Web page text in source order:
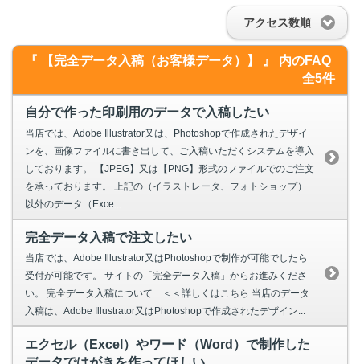
アクセス数順
『 【完全データ入稿（お客様データ）】 』 内のFAQ
全5件
自分で作った印刷用のデータで入稿したい
当店では、Adobe Illustrator又は、Photoshopで作成されたデザイ
ンを、画像ファイルに書き出して、ご入稿いただくシステムを導入
しております。 【JPEG】又は【PNG】形式のファイルでのご注文
を承っております。 上記の（イラストレータ、フォトショップ）
以外のデータ（Exce...
完全データ入稿で注文したい
当店では、Adobe Illustrator又はPhotoshopで制作が可能でしたら
受付が可能です。 サイトの「完全データ入稿」からお進みくださ
い。 完全データ入稿について ＜＜詳しくはこちら 当店のデータ
入稿は、Adobe Illustrator又はPhotoshopで作成されたデザイン...
エクセル（Excel）やワード（Word）で制作した